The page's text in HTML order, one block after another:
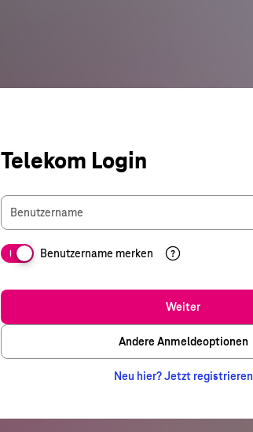
Telekom Login
Benutzername
I Benutzername merken
Weiter
Andere Anmeldeoptionen
Neu hier? Jetzt registrieren